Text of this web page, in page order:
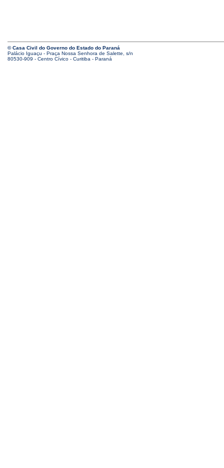
© Casa Civil do Governo do Estado do Paraná
Palácio Iguaçu - Praça Nossa Senhora de Salette, s/n
80530-909 - Centro Cívico - Curitiba - Paraná